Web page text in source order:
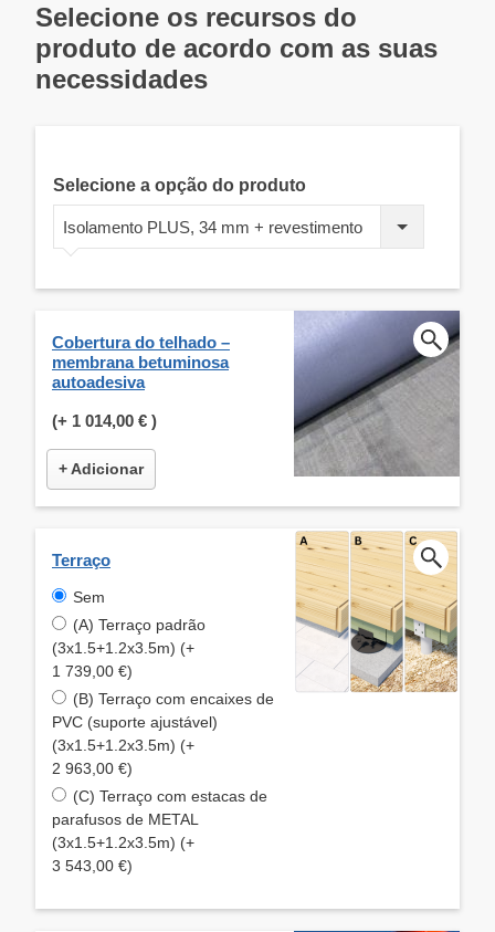
Selecione os recursos do
produto de acordo com as suas
necessidades
Selecione a opção do produto
Isolamento PLUS, 34 mm + revestimento
Cobertura do telhado –
membrana betuminosa
autoadesiva
(+ 1 014,00 € )
+ Adicionar
Terraço
Sem
(A) Terraço padrão
(3x1.5+1.2x3.5m) (+
1 739,00 €)
(B) Terraço com encaixes de
PVC (suporte ajustável)
(3x1.5+1.2x3.5m) (+
2 963,00 €)
(C) Terraço com estacas de
parafusos de METAL
(3x1.5+1.2x3.5m) (+
3 543,00 €)